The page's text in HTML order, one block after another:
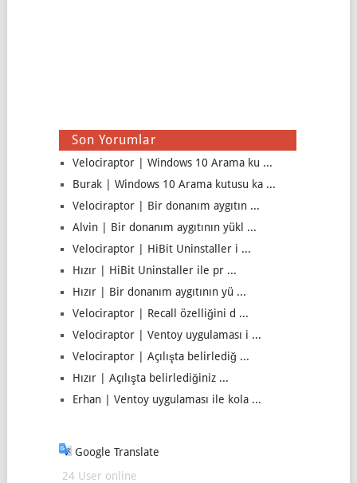
Son Yorumlar
Velociraptor | Windows 10 Arama ku ...
Burak | Windows 10 Arama kutusu ka ...
Velociraptor | Bir donanım aygıtın ...
Alvin | Bir donanım aygıtının yükl ...
Velociraptor | HiBit Uninstaller i ...
Hızır | HiBit Uninstaller ile pr ...
Hızır | Bir donanım aygıtının yü ...
Velociraptor | Recall özelliğini d ...
Velociraptor | Ventoy uygulaması i ...
Velociraptor | Açılışta belirlediğ ...
Hızır | Açılışta belirlediğiniz ...
Erhan | Ventoy uygulaması ile kola ...
Google Translate
24 User online